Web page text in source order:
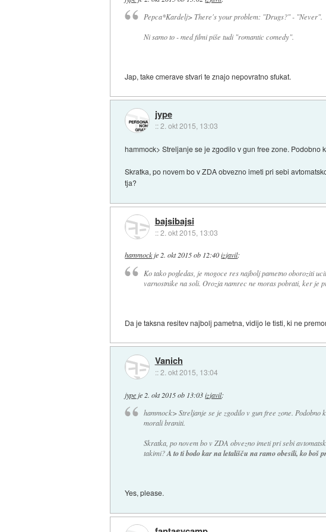
Pepca*Kardelj> There's your problem: "Drugs?" - "Never".
Ni samo to - med filmi piše tudi "romantic comedy".
Jap, take cmerave stvari te znajo nepovratno sfukat.
jype
::2. okt 2015, 13:03
hammock> Streljanje se je zgodilo v gun free zone. Podobno
Skratka, po novem bo v ZDA obvezno imeti pri sebi
tja?
bajsibajsi
::2. okt 2015, 13:03
hammockje2. okt 2015 ob 12:40 izjavil:
Ko tako pogledas, je mogoce res najbolj pametno oboroziti
varnostnike na soli. Orozja namrec ne moras pobrati, ker je
Da je taksna resitev najbolj pametna, vidijo le tisti, ki ne
Vanich
::2. okt 2015, 13:04
jype je 2. okt 2015 ob 13:03 izjavil:
hammock> Streljanje se je zgodilo v gun free zone.
morali braniti.
Skratka, po novem bo v ZDA obvezno imeti pri sebi
takimi?A to ti bodo kar na letališču na ramo obesili, ko boš
Yes, please.